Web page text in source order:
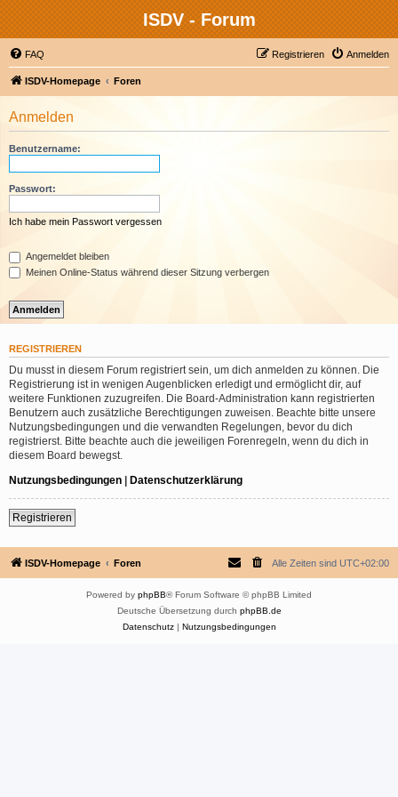
ISDV - Forum
FAQ Anmelden
Registrieren
ISDV-Homepage Foren
Anmelden
Benutzername:
Passwort:
Ich habe mein Passwort vergessen
Angemeldet bleiben
Meinen Online-Status während dieser Sitzung verbergen
REGISTRIEREN
Du musst in diesem Forum registriert sein, um dich anmelden zu können. Die
Registrierung ist in wenigen Augenblicken erledigt und ermöglicht dir, auf
weitere Funktionen zuzugreifen. Die Board-Administration kann registrierten
Benutzern auch zusätzliche Berechtigungen zuweisen. Beachte bitte unsere
Nutzungsbedingungen und die verwandten Regelungen, bevor du dich
registrierst. Bitte beachte auch die jeweiligen Forenregeln, wenn du dich in
diesem Board bewegst.
Nutzungsbedingungen | Datenschutzerklärung
Registrieren
ISDV-Homepage Foren Alle Zeiten sind UTC+02:00
Powered by phpBB® Forum Software © phpBB Limited
Deutsche Übersetzung durch phpBB.de
Datenschutz| Nutzungsbedingungen